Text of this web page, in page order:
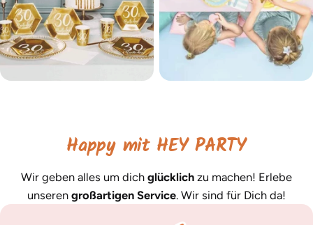
Happy mit HEY PARTY
Wir geben alles um dich glücklich zu machen! Erlebe
unseren großartigen Service. Wir sind für Dich da!